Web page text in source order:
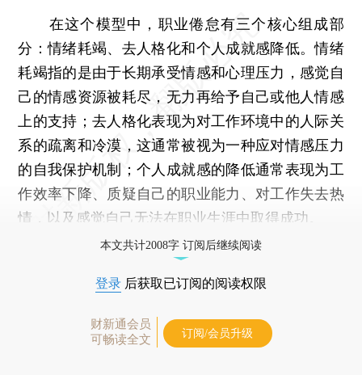
在这个模型中，职业倦怠有三个核心组成部
分：情绪耗竭、去人格化和个人成就感降低。情绪
耗竭指的是由于长期承受情感和心理压力，感觉自
己的情感资源被耗尽，无力再给予自己或他人情感
上的支持；去人格化表现为对工作环境中的人际关
系的疏离和冷漠，这通常被视为一种应对情感压力
的自我保护机制；个人成就感的降低通常表现为工
作效率下降、质疑自己的职业能力、对工作失去热
情，以及感觉自己无法在职业生涯中取得成功。
本文共计2008字 订阅后继续阅读
登录 后获取已订阅的阅读权限
财新通会员
可畅读全文
订阅/会员升级